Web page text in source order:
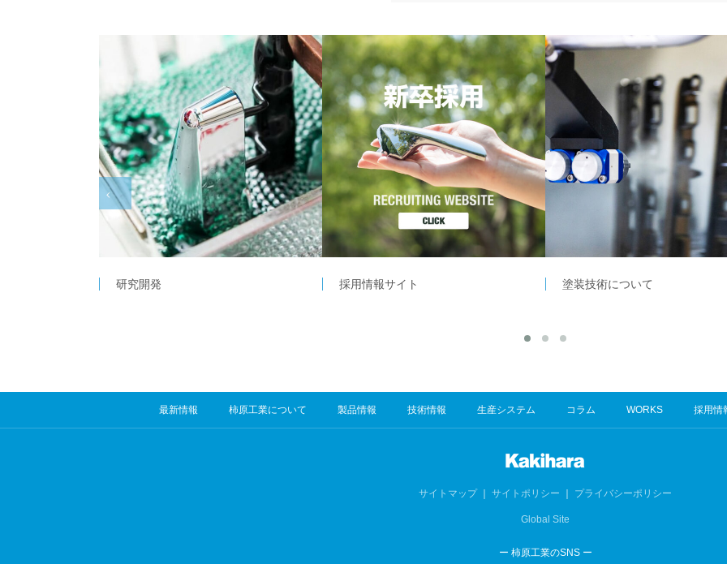
研究開発 採用情報サイト 塗装技術について
最新情報 柿原工業について 製品情報 技術情報 生産システム コラム WORKS 採用情
サイトマップ｜ サイトポリシー ｜ プライバシーポリシー
Global Site
ー 柿原工業のSNS ー